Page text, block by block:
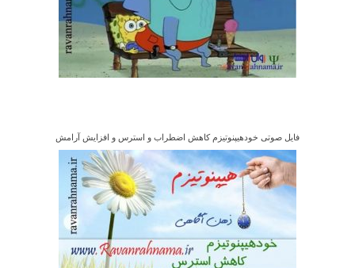
فایل صوتی خودهیپنوتیزم کاهش اضطراب و استرس و افزایش آرامش